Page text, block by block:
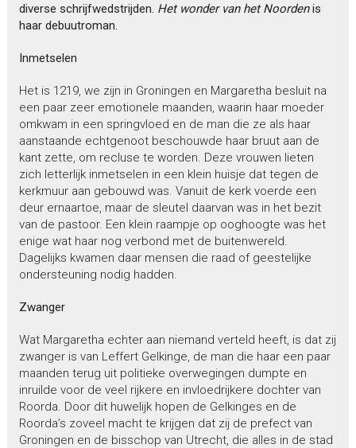
diverse schrijfwedstrijden. Het wonder van het Noordenis
haar debuutroman.
Inmetselen
Het is 1219, we zijn in Groningen en Margaretha besluit na
een paar zeer emotionele maanden, waarin haar moeder
omkwam in een springvloed en de man die ze als haar
aanstaande echtgenoot beschouwde haar bruut aan de
kant zette, om recluse te worden. Deze vrouwen lieten
zich letterlijk inmetselen in een klein huisje dat tegen de
kerkmuur aan gebouwd was. Vanuit de kerk voerde een
deur ernaartoe, maar de sleutel daarvan was in het bezit
van de pastoor. Een klein raampje op ooghoogte was het
enige wat haar nog verbond met de buitenwereld.
Dagelijks kwamen daar mensen die raad of geestelijke
ondersteuning nodig hadden.
Zwanger
Wat Margaretha echter aan niemand verteld heeft, is dat zij
zwanger is van Leffert Gelkinge, de man die haar een paar
maanden terug uit politieke overwegingen dumpte en
inruilde voor de veel rijkere en invloedrijkere dochter van
Roorda. Door dit huwelijk hopen de Gelkinges en de
Roorda’s zoveel macht te krijgen dat zij de prefect van
Groningen en de bisschop van Utrecht, die alles in de stad